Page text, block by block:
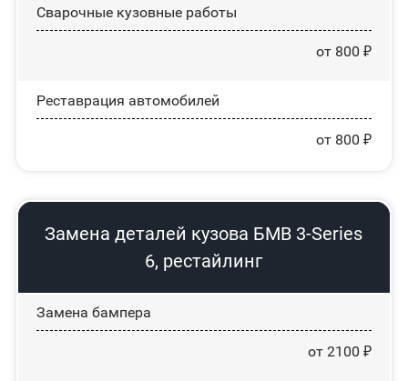
Сварочные кузовные работы
от 800 ₽
Реставрация автомобилей
от 800 ₽
Замена деталей кузова БМВ 3-Series
6, рестайлинг
Замена бампера
от 2100 ₽